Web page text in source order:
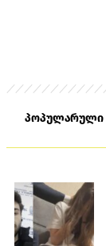
პოპულარული